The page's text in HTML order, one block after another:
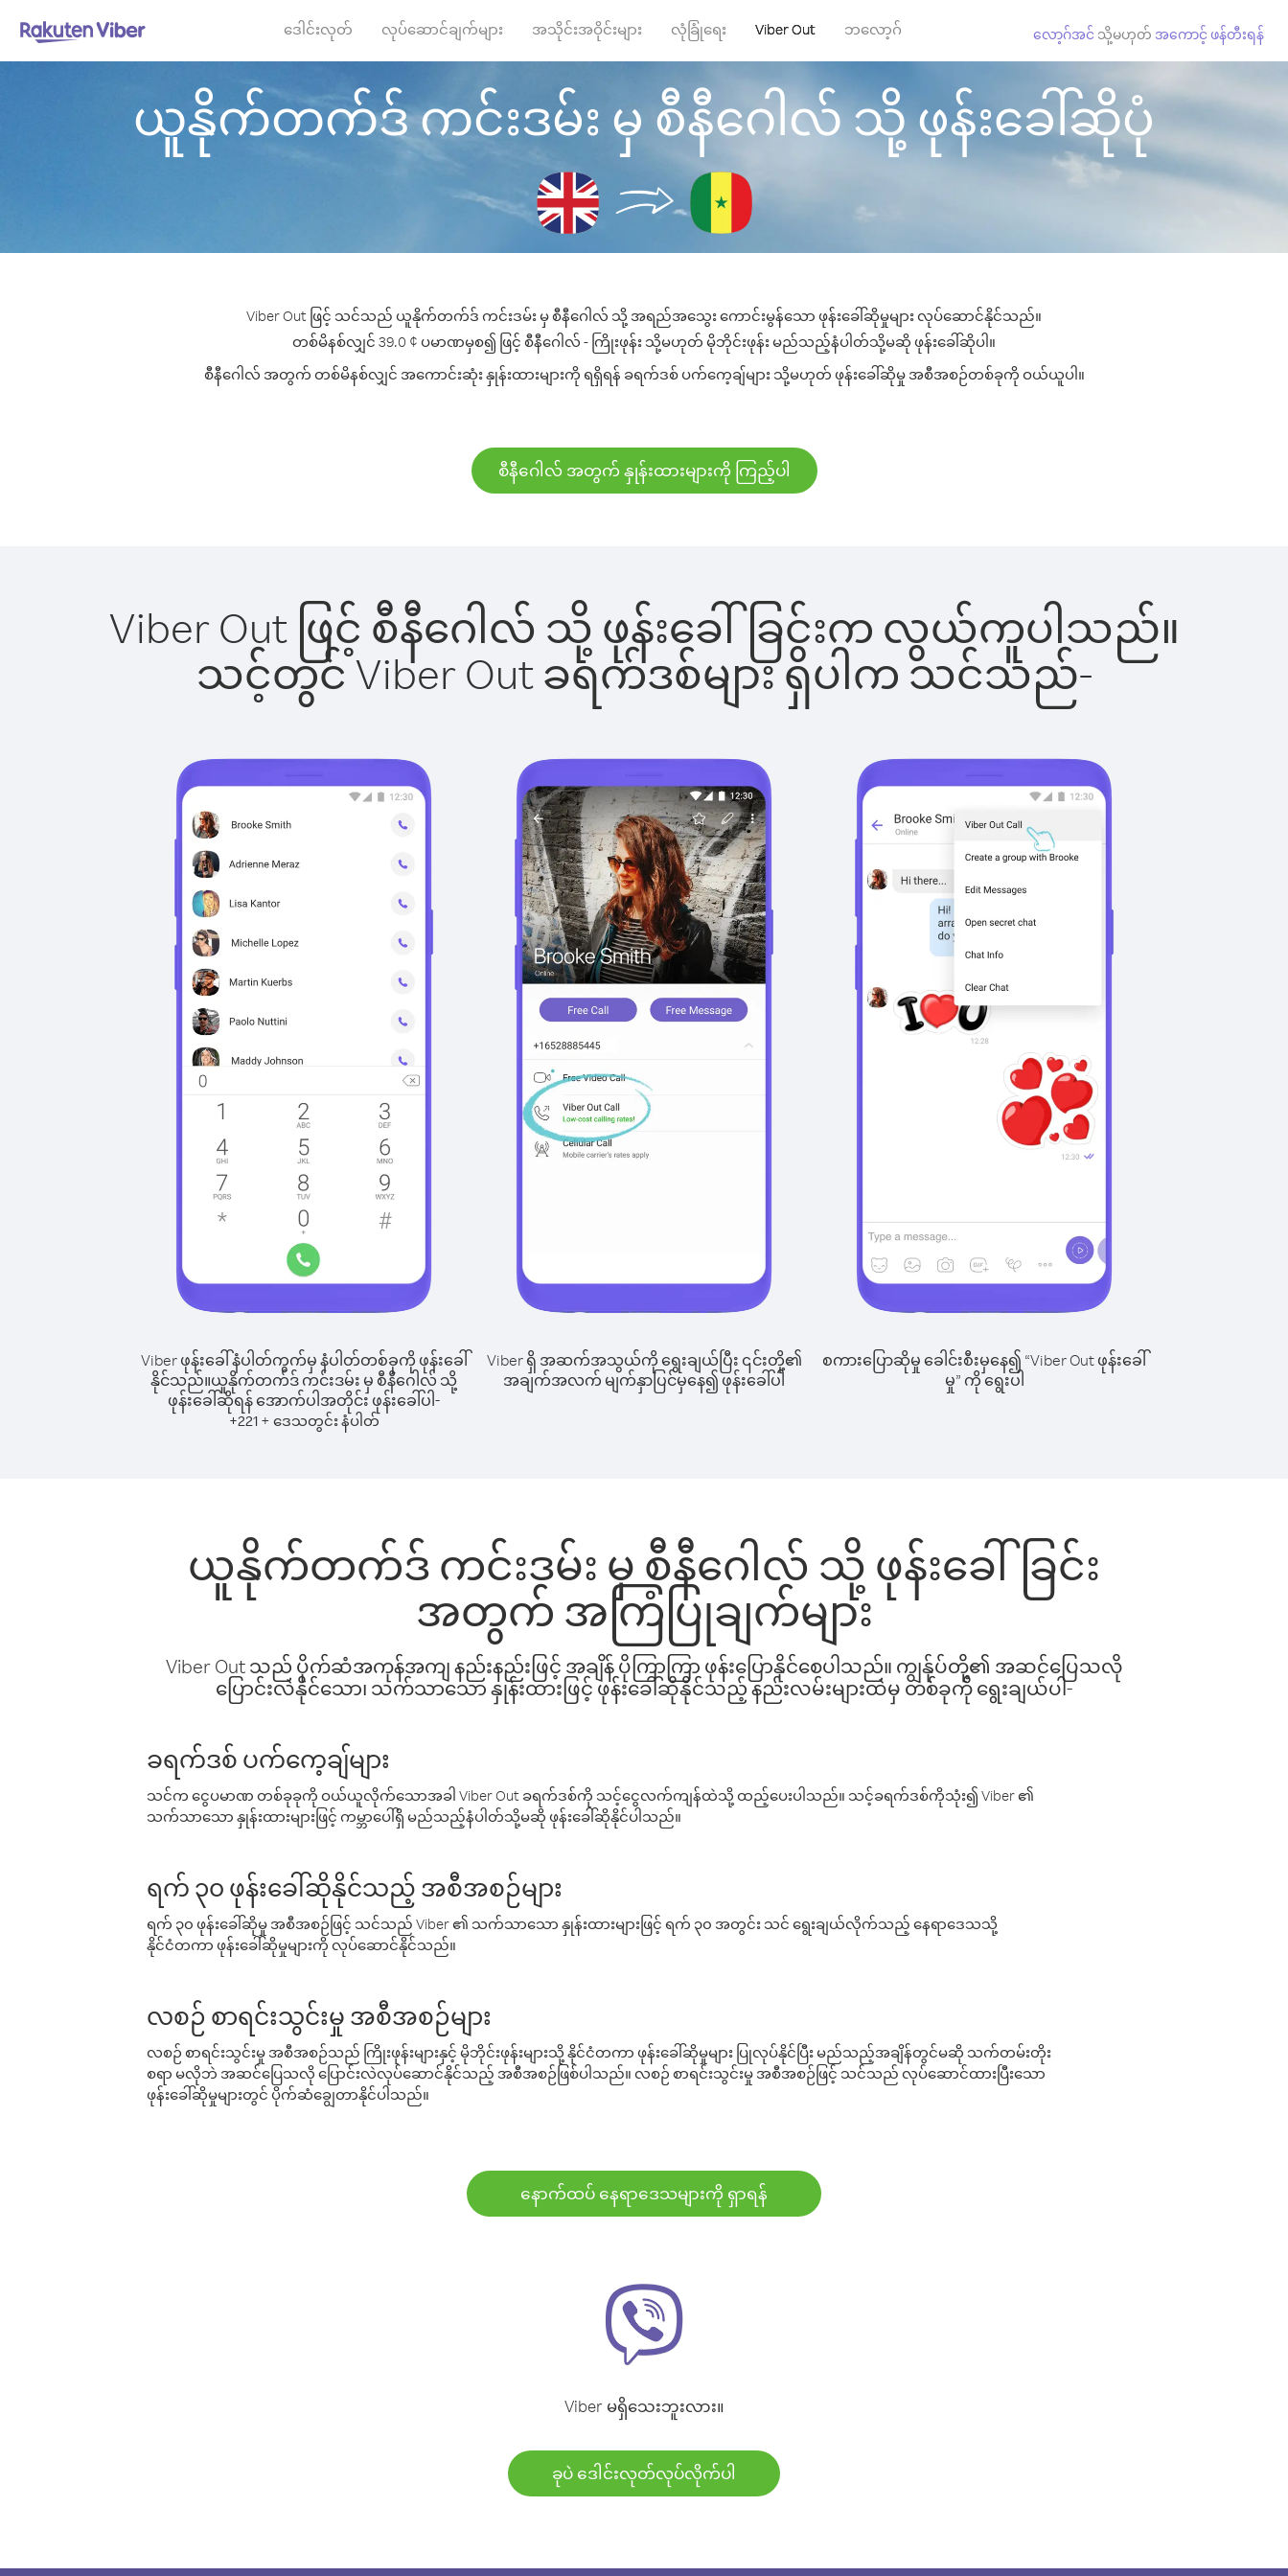
ဒေါင်းလုတ် လုပ်ဆောင်ချက်များ အသိုင်းအဝိုင်းများ လုံခြုံရေး Viber Out ဘလော့ဂ် လော့ဂ်အင် သို့မဟုတ် အကောင့် ဖန်တီးရန်
ယူနိုက်တက်ဒ် ကင်းဒမ်း မှ စီနီဂေါလ် သို့ ဖုန်းခေါ်ဆိုပုံ
Viber Out ဖြင့် သင်သည် ယူနိုက်တက်ဒ် ကင်းဒမ်း မှ စီနီဂေါလ် သို့ အရည်အသွေး ကောင်းမွန်သော ဖုန်းခေါ်ဆိုမှုများ လုပ်ဆောင်နိုင်သည်။
တစ်မိနစ်လျှင် 39.0 ¢ ပမာဏမှစ၍ ဖြင့် စီနီဂေါလ် - ကြိုးဖုန်း သို့မဟုတ် မိုဘိုင်းဖုန်း မည်သည့်နံပါတ်သို့မဆို ဖုန်းခေါ်ဆိုပါ။
စီနီဂေါလ် အတွက် တစ်မိနစ်လျှင် အကောင်းဆုံး နှုန်းထားများကို ရရှိရန် ခရက်ဒစ် ပက်ကေ့ချ်များ သို့မဟုတ် ဖုန်းခေါ်ဆိုမှု အစီအစဉ်တစ်ခုကို ဝယ်ယူပါ။
စီနီဂေါလ် အတွက် နှုန်းထားများကို ကြည့်ပါ
Viber Out ဖြင့် စီနီဂေါလ် သို့ ဖုန်းခေါ်ခြင်းက လွယ်ကူပါသည်။
သင့်တွင် Viber Out ခရက်ဒစ်များ ရှိပါက သင်သည်-
Viber ဖုန်းခေါ်နံပါတ်ကွက်မှ နံပါတ်တစ်ခုကို ဖုန်းခေါ်
နိုင်သည်။ယူနိုက်တက်ဒ် ကင်းဒမ်း မှ စီနီဂေါလ် သို့
ဖုန်းခေါ်ဆိုရန် အောက်ပါအတိုင်း ဖုန်းခေါ်ပါ-
+221+ ဒေသတွင်း နံပါတ်
Viber ရှိ အဆက်အသွယ်ကို ရွေးချယ်ပြီး ၎င်းတို့၏
အချက်အလက် မျက်နှာပြင်မှနေ၍ ဖုန်းခေါ်ပါ
စကားပြောဆိုမှု ခေါင်းစီးမှနေ၍ “Viber Out ဖုန်းခေါ်
မှု” ကို ရွေးပါ
ယူနိုက်တက်ဒ် ကင်းဒမ်း မှ စီနီဂေါလ် သို့ ဖုန်းခေါ်ခြင်း
အတွက် အကြံပြုချက်များ
Viber Out သည် ပိုက်ဆံအကုန်အကျ နည်းနည်းဖြင့် အချိန် ပိုကြာကြာ ဖုန်းပြောနိုင်စေပါသည်။ ကျွန်ုပ်တို့၏ အဆင်ပြေသလို
ပြောင်းလဲနိုင်သော၊ သက်သာသော နှုန်းထားဖြင့် ဖုန်းခေါ်ဆိုနိုင်သည့် နည်းလမ်းများထဲမှ တစ်ခုကို ရွေးချယ်ပါ-
ခရက်ဒစ် ပက်ကေ့ချ်များ
သင်က ငွေပမာဏ တစ်ခုခုကို ဝယ်ယူလိုက်သောအခါ Viber Out ခရက်ဒစ်ကို သင့်ငွေလက်ကျန်ထဲသို့ ထည့်ပေးပါသည်။ သင့်ခရက်ဒစ်ကိုသုံး၍ Viber ၏
သက်သာသော နှုန်းထားများဖြင့် ကမ္ဘာပေါ်ရှိ မည်သည့်နံပါတ်သို့မဆို ဖုန်းခေါ်ဆိုနိုင်ပါသည်။
ရက် ၃၀ ဖုန်းခေါ်ဆိုနိုင်သည့် အစီအစဉ်များ
ရက် ၃၀ ဖုန်းခေါ်ဆိုမှု အစီအစဉ်ဖြင့် သင်သည် Viber ၏ သက်သာသော နှုန်းထားများဖြင့် ရက် ၃၀ အတွင်း သင် ရွေးချယ်လိုက်သည့် နေရာဒေသသို့
နိုင်ငံတကာ ဖုန်းခေါ်ဆိုမှုများကို လုပ်ဆောင်နိုင်သည်။
လစဉ် စာရင်းသွင်းမှု အစီအစဉ်များ
လစဉ် စာရင်းသွင်းမှု အစီအစဉ်သည် ကြိုးဖုန်းများနှင့် မိုဘိုင်းဖုန်းများသို့ နိုင်ငံတကာ ဖုန်းခေါ်ဆိုမှုများ ပြုလုပ်နိုင်ပြီး မည်သည့်အချိန်တွင်မဆို သက်တမ်းတိုး
စရာ မလိုဘဲ အဆင်ပြေသလို ပြောင်းလဲလုပ်ဆောင်နိုင်သည့် အစီအစဉ်ဖြစ်ပါသည်။ လစဉ် စာရင်းသွင်းမှု အစီအစဉ်ဖြင့် သင်သည် လုပ်ဆောင်ထားပြီးသော
ဖုန်းခေါ်ဆိုမှုများတွင် ပိုက်ဆံချွေတာနိုင်ပါသည်။
နောက်ထပ် နေရာဒေသများကို ရှာရန်
Viber မရှိသေးဘူးလား။
ခုပဲ ဒေါင်းလုတ်လုပ်လိုက်ပါ